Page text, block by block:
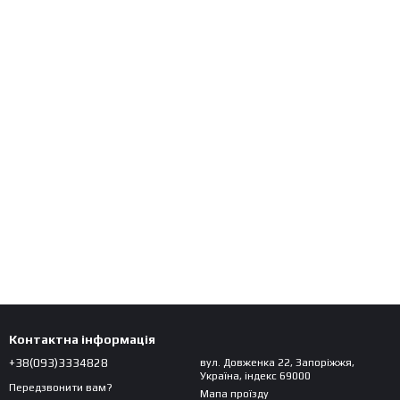
Контактна інформація
+38(093)3334828
Передзвонити вам?
вул. Довженка 22, Запоріжжя,
Україна, індекс 69000
Мапа проїзду